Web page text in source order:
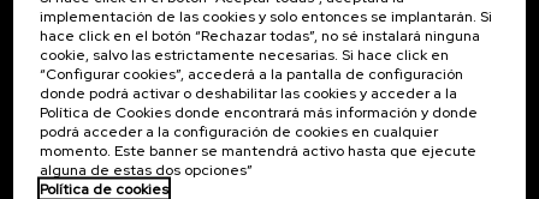
Contacto
Palacio Miramar
Paseo de Miraconcha, 48
20007 Donostia / San Sebastián
Gipuzkoa, Spain
Contacta con nosotros
De interés...
Actividades anteriores
implementación de las cookies y solo entonces se implantarán. Si
hace click en el botón “Rechazar todas”, no sé instalará ninguna
cookie, salvo las estrictamente necesarias. Si hace click en
“Configurar cookies”, accederá a la pantalla de configuración
donde podrá activar o deshabilitar las cookies y acceder a la
Política de Cookies donde encontrará más información y donde
podrá acceder a la configuración de cookies en cualquier
momento. Este banner se mantendrá activo hasta que ejecute
alguna de estas dos opciones”
Política de cookies